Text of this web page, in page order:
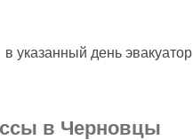
указанный день эвакуатор
в Черновцы